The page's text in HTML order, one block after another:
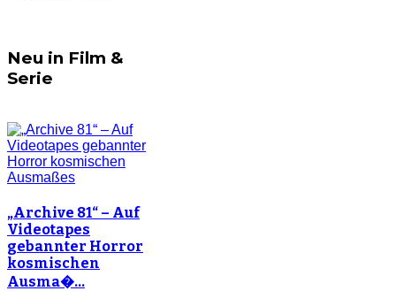
Neu in Film &
Serie
„Archive 81“ – Auf
Videotapes
gebannter Horror
kosmischen
Ausma�…